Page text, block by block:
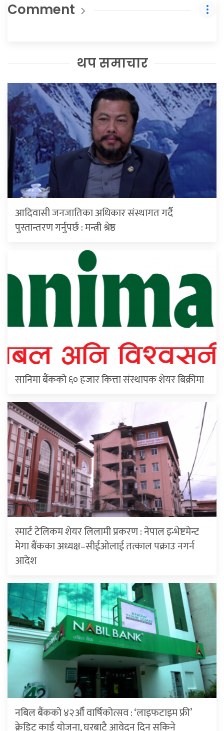
Comment
थप समाचार
आदिवासी जनजातिका अधिकार संस्थागत गर्दै
पुस्तान्तरण गर्नुपर्छ : मन्त्री श्रेष्ठ
सानिमा बैंकको ६० हजार कित्ता संस्थापक शेयर बिक्रीमा
स्मार्ट टेलिकम शेयर लिलामी प्रकरण : नेपाल इन्भेष्टमेन्ट
मेगा बैंकका अध्यक्ष–सीईओलाई तत्काल पक्राउ नगर्न
आदेश
नबिल बैंकको ४२औँ वार्षिकोत्सव : ‘लाइफटाइम फ्री’
क्रेडिट कार्ड योजना, घरबाटै आवेदन दिन सकिने